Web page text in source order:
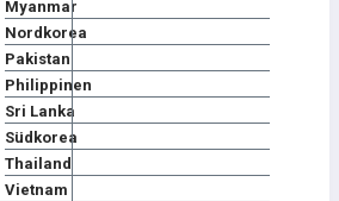
Myanmar
Nordkorea
Pakistan
Philippinen
Sri Lanka
Südkorea
Thailand
Vietnam